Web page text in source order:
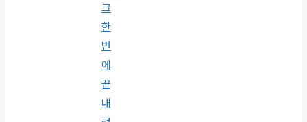
크
한
번
에
끝
내